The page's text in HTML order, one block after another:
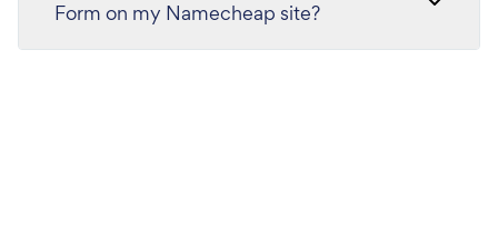
Form on my Namecheap site?